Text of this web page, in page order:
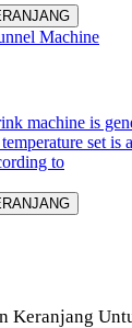
Machine
machine is
set is
to
Keranjang